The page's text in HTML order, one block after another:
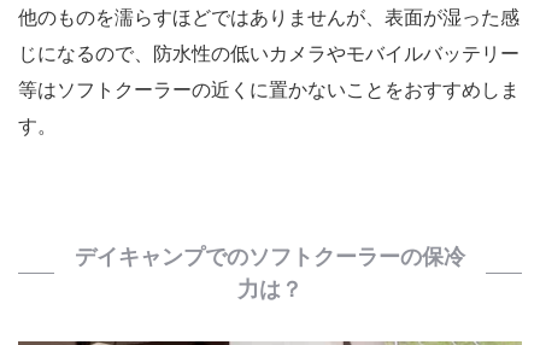
他のものを濡らすほどではありませんが、表面が湿った感
じになるので、防水性の低いカメラやモバイルバッテリー
等はソフトクーラーの近くに置かないことをおすすめしま
す。
デイキャンプでのソフトクーラーの保冷
力は？